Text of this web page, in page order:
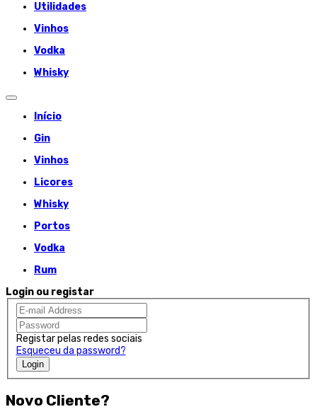
Utilidades
Vinhos
Vodka
Whisky
Início
Gin
Vinhos
Licores
Whisky
Portos
Vodka
Rum
Login ou registar
Registar pelas redes sociais
Esqueceu da password?
Login
Novo Cliente?